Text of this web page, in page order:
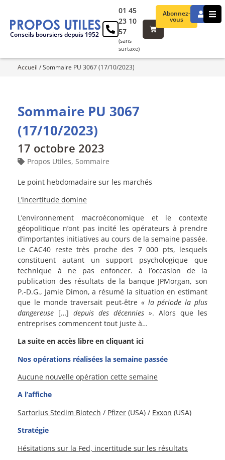
Conseils boursiers depuis 1952
Abonnez-
vous
01 45
23 10
57
(sans
surtaxe)
Accueil /Sommaire PU 3067 (17/10/2023)
Sommaire PU 3067
(17/10/2023)
17 octobre 2023
Propos Utiles, Sommaire
Le point hebdomadaire sur les marchés
L’incertitude domine
L’environnement macroéconomique et le contexte
géopolitique n’ont pas incité les opérateurs à prendre
d’importantes initiatives au cours de la semaine passée.
Le CAC40 reste très proche des 7 000 pts, lesquels
constituent autant un support psychologique que
technique à ne pas enfoncer. à l’occasion de la
publication des résultats de la banque JPMorgan, son
P.-D.G., Jamie Dimon, a résumé la situation en estimant
que le monde traversait peut-être « la période la plus
dangereuse […] depuis des décennies ». Alors que les
entreprises commencent tout juste à…
La suite en accès libre en cliquant ici
Nos opérations réalisées la semaine passée
Aucune nouvelle opération cette semaine
A l’affiche
Sartorius Stedim Biotech / Pfizer (USA) / Exxon (USA)
Stratégie
Hésitations sur la Fed, incertitude sur les résultats